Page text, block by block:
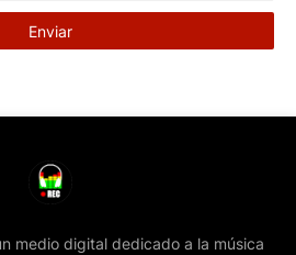
medio digital dedicado a la música